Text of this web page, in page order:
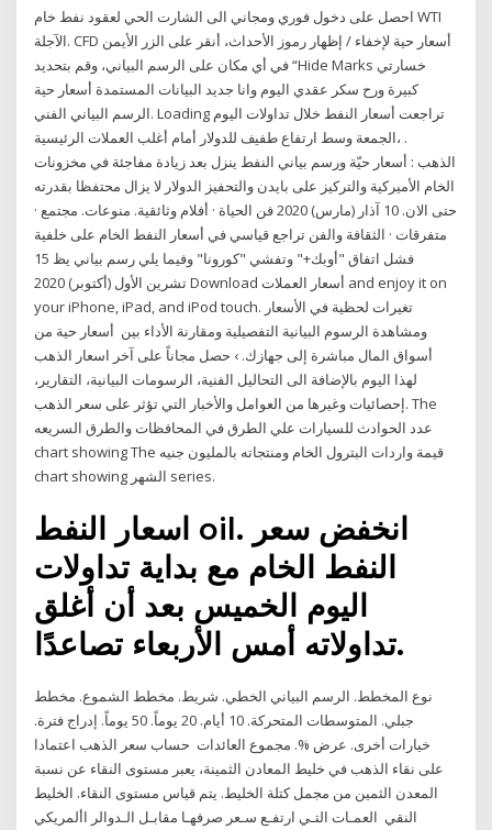
احصل على دخول فوري ومجاني الى الشارت الحي لعقود نفط خام WTI
الآجلة. CFD أسعار حية لإخفاء / إظهار رموز الأحداث، أنقر على الزر الأيمن
في أي مكان على الرسم البياني، وقم بتحديد “Hide Marks خسارتي
كبيرة ورح سكر عقدي اليوم وانا جديد البيانات المستمدة أسعار حية
الرسم البياني الفني. Loading تراجعت أسعار النفط خلال تداولات اليوم
الجمعة وسط ارتفاع طفيف للدولار أمام أغلب العملات الرئيسية، .
الذهب : أسعار حيّة ورسم بياني النفط ينزل بعد زيادة مفاجئة في مخزونات
الخام الأميركية والتركيز على بايدن والتحفيز الدولار لا يزال محتفظا بقدرته
حتى الان. 10 آذار (مارس) 2020 فن الحياة · أفلام وثائقية. منوعات. مجتمع ·
متفرقات · الثقافة والفن تراجع قياسي في أسعار النفط الخام على خلفية
فشل اتفاق "أوبك+" وتفشي "كورونا" وفيما يلي رسم بياني يظ 15
تشرين الأول (أكتوبر) 2020 Download أسعار العملات and enjoy it on
your iPhone, iPad, and iPod touch. تغيرات لحظية في الأسعار
ومشاهدة الرسوم البيانية التفصيلية ومقارنة الأداء بين ​ أسعار حية من
أسواق المال مباشرة إلى جهازك. › حصل مجاناً على آخر اسعار الذهب
لهذا اليوم بالإضافة الى التحاليل الفنية، الرسومات البيانية، التقارير،
إحصائيات وغيرها من العوامل والأخبار التي تؤثر على سعر الذهب. The
عدد الحوادث للسيارات علي الطرق في المحافظات والطرق السريعه
chart showing The قيمة واردات البترول الخام ومنتجاته بالمليون جنيه
chart showing الشهر series.
اسعار النفط oil. انخفض سعر
النفط الخام مع بداية تداولات
اليوم الخميس بعد أن أغلق
تداولاته أمس الأربعاء تصاعدًا.
نوع المخطط. الرسم البياني الخطي. شريط. مخطط الشموع. مخطط
جبلي. المتوسطات المتحركة. 10 أيام. 20 يوماً. 50 يوماً. إدراج فترة.
خيارات أخرى. عرض %. مجموع العائدات حساب سعر الذهب اعتمادا
على نقاء الذهب في خليط المعادن الثمينة، يعبر مستوى النقاء عن نسبة
المعدن الثمين من مجمل كتلة الخليط. يتم قياس مستوى النقاء. الخليط
النقي العمـات التـي ارتفـع سـعر صرفهـا مقابـل الـدوالر األمريكي